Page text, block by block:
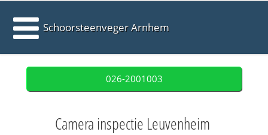
Schoorsteenveger Arnhem
026-2001003
Camera inspectie Leuvenheim